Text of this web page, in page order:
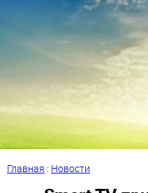
Главная : Новости